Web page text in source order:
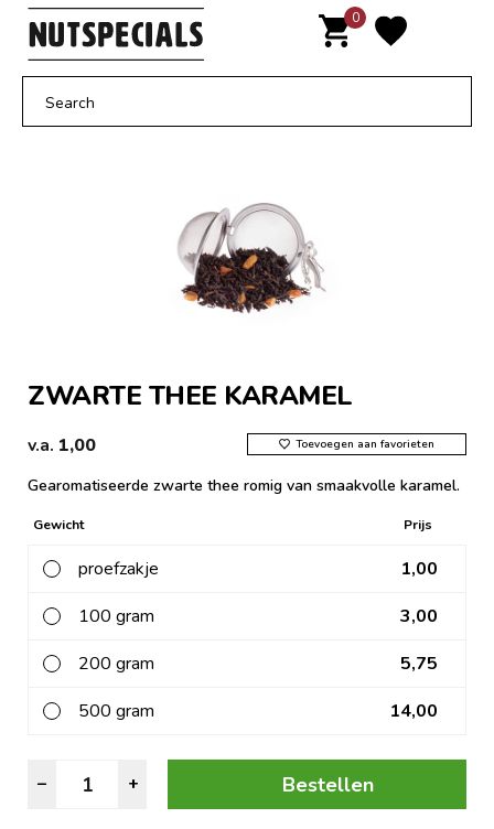
Door
naar
inhoud
0
ZWARTE THEE KARAMEL
v.a. 1,00 Toevoegen aan favorieten
Gearomatiseerde zwarte thee romig van smaakvolle karamel.
Gewicht Prijs
proefzakje
100 gram
200 gram
500 gram
1,00
3,00
5,75
14,00
–
Zwarte
Thee
+ Bestellen